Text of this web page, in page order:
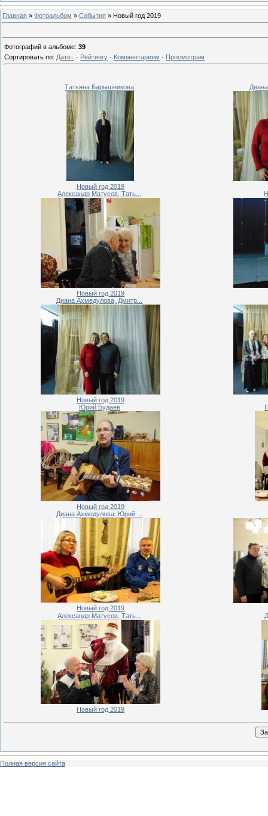
Главная » Фотоальбом » События » Новый год 2019
Фотографий в альбоме: 39
Сортировать по: Дате · Рейтингу · Комментариям · Просмотрам
Татьяна Барышникова
Новый год 2019
Александр Матусов, Тать...
Новый год 2019
Диана Ахмедулова, Дмитр...
Новый год 2019
Юрий Будаев
Новый год 2019
Диана Ахмедулова, Юрий ...
Новый год 2019
Александр Матусов, Тать...
Новый год 2019
Полная версия сайта